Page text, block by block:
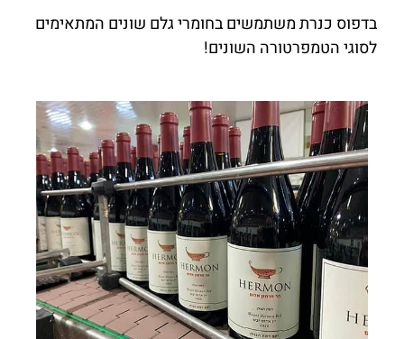
בדפוס כנרת משתמשים בחומרי גלם שונים המתאימים
לסוגי הטמפרטורה השונים!